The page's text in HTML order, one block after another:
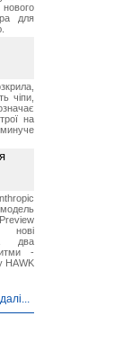
для
чіпи,
на
нові
два
-
HAWK
далі...